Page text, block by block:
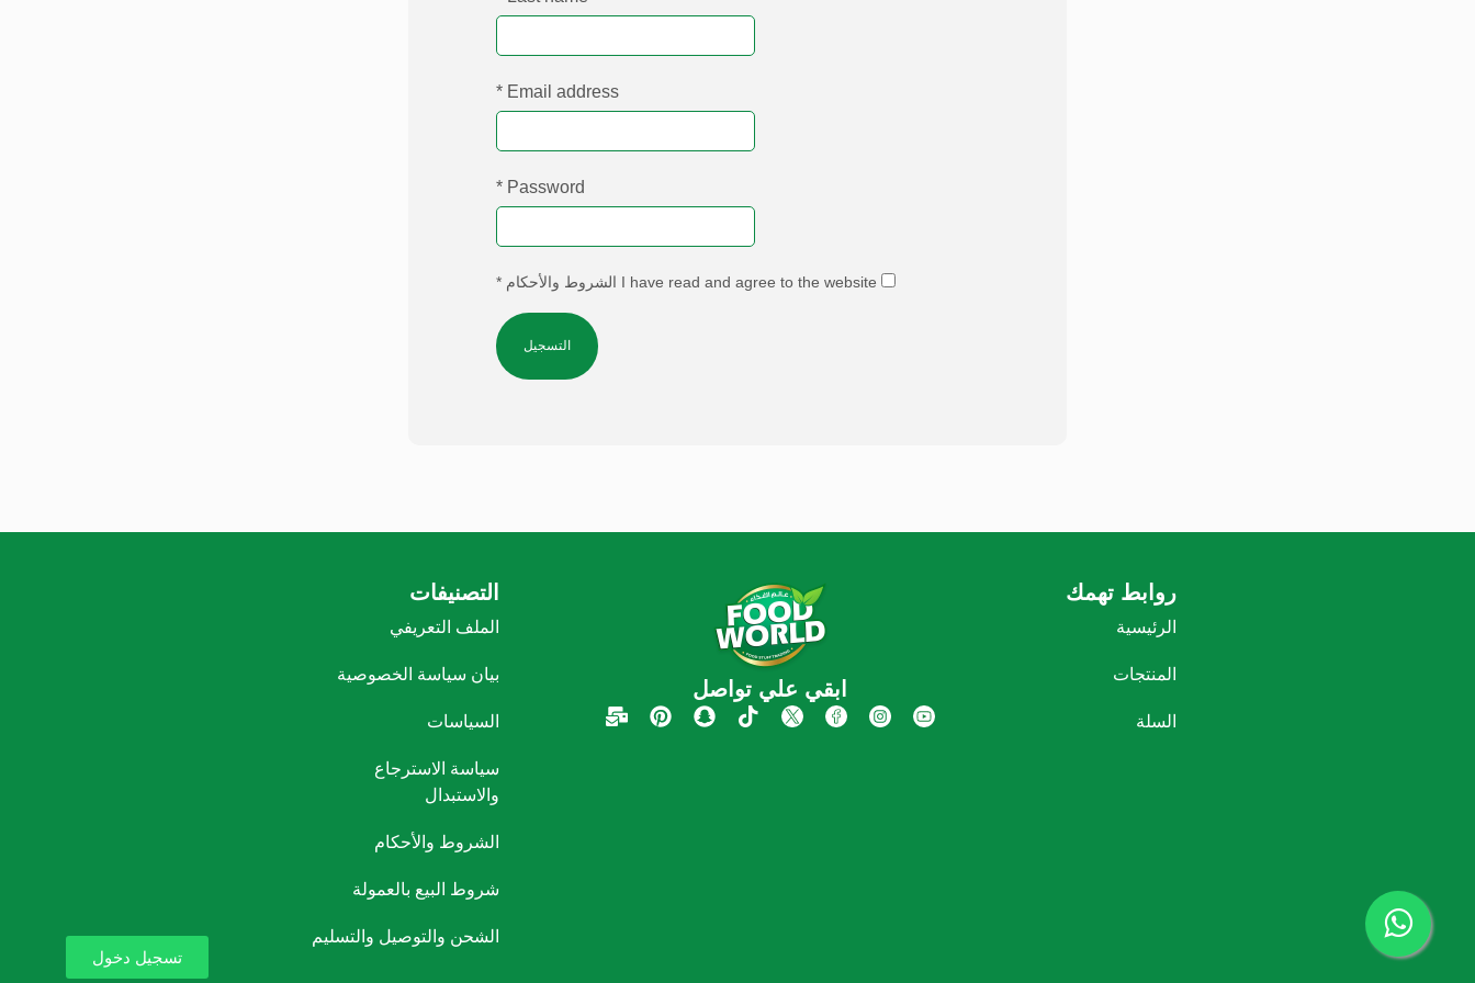
Email address
*
Password
*
*
روابط تهمك
الرئيسية
المنتجات
السلة
ابقي علي تواصل
التصنيفات
الملف التعريفي
بيان سياسة الخصوصية
السياسات
سياسة الاسترجاع
والاستبدال
الشروط والأحكام
شروط البيع بالعمولة
الشحن والتوصيل والتسليم
تسجيل دخول